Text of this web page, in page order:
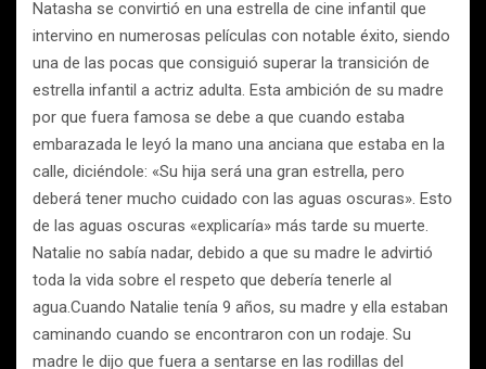
Natasha se convirtió en una estrella de cine infantil que
intervino en numerosas películas con notable éxito, siendo
una de las pocas que consiguió superar la transición de
estrella infantil a actriz adulta. Esta ambición de su madre
por que fuera famosa se debe a que cuando estaba
embarazada le leyó la mano una anciana que estaba en la
calle, diciéndole: «Su hija será una gran estrella, pero
deberá tener mucho cuidado con las aguas oscuras». Esto
de las aguas oscuras «explicaría» más tarde su muerte.
Natalie no sabía nadar, debido a que su madre le advirtió
toda la vida sobre el respeto que debería tenerle al
agua.Cuando Natalie tenía 9 años, su madre y ella estaban
caminando cuando se encontraron con un rodaje. Su
madre le dijo que fuera a sentarse en las rodillas del